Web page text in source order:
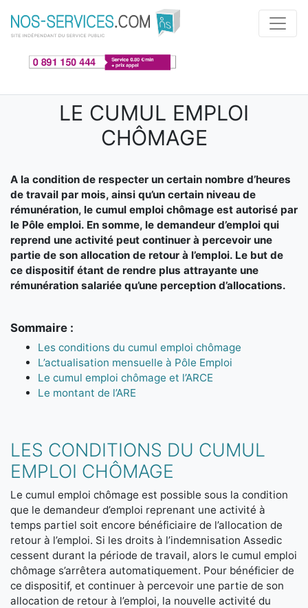
Aller au contenu principal
LE CUMUL EMPLOI
CHÔMAGE
A la condition de respecter un certain nombre d’heures
de travail par mois, ainsi qu’un certain niveau de
rémunération, le cumul emploi chômage est autorisé par
le Pôle emploi. En somme, le demandeur d’emploi qui
reprend une activité peut continuer à percevoir une
partie de son allocation de retour à l’emploi. Le but de
ce dispositif étant de rendre plus attrayante une
rémunération salariée qu’une perception d’allocations.
Sommaire :
Les conditions du cumul emploi chômage
L’actualisation mensuelle à Pôle Emploi
Le cumul emploi chômage et l’ARCE
Le montant de l’ARE
LES CONDITIONS DU CUMUL
EMPLOI CHÔMAGE
Le cumul emploi chômage est possible sous la condition
que le demandeur d’emploi reprenant une activité à
temps partiel soit encore bénéficiaire de l’allocation de
retour à l’emploi. Si les droits à l’indemnisation Assedic
cessent durant la période de travail, alors le cumul emploi
chômage s’arrêtera automatiquement. Pour bénéficier de
ce dispositif, et continuer à percevoir une partie de son
allocation de retour à l’emploi, la nouvelle activité du